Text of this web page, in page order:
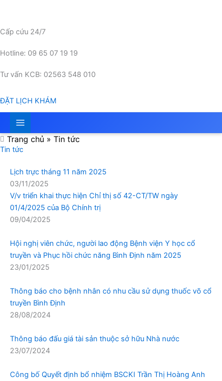
nội
Cấp cứu 24/7
Hotline: 09 65 07 19 19
Tư vấn KCB: 02563 548 010
ĐẶT LỊCH KHÁM
Trang chủ » Tin tức
Tin tức
Lịch trực tháng 11 năm 2025
03/11/2025
V/v triển khai thực hiện Chỉ thị số 42-CT/TW ngày
01/4/2025 của Bộ Chính trị
09/04/2025
Hội nghị viên chức, người lao động Bệnh viện Y học cổ
truyền và Phục hồi chức năng Bình Định năm 2025
23/01/2025
Thông báo cho bệnh nhân có nhu cầu sử dụng thuốc võ cổ
truyền Bình Định
28/08/2024
Thông báo đấu giá tài sản thuộc sở hữu Nhà nước
23/07/2024
Công bố Quyết định bổ nhiệm BSCKI Trần Thị Hoàng Anh